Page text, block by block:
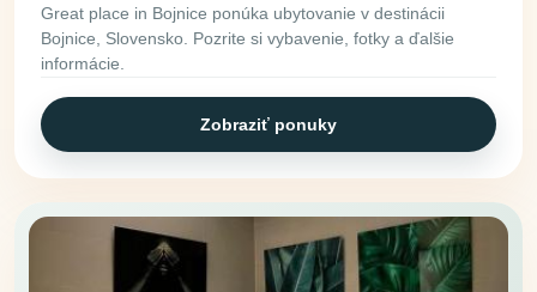
Great place in Bojnice ponúka ubytovanie v destinácii
Bojnice, Slovensko. Pozrite si vybavenie, fotky a ďalšie
informácie.
Zobraziť ponuky